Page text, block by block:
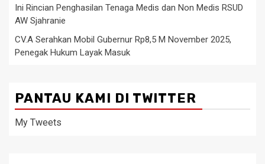
Ini Rincian Penghasilan Tenaga Medis dan Non Medis RSUD
AW Sjahranie
CV.A Serahkan Mobil Gubernur Rp8,5 M November 2025,
Penegak Hukum Layak Masuk
PANTAU KAMI DI TWITTER
My Tweets